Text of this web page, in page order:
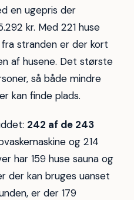
en ugepris der
kr. Med 221 huse
stranden er der kort
af husene. Det største
så både mindre
kan finde plads.
242 af de 243
og 214
har 159 huse sauna og
der kan bruges uanset
er der 179